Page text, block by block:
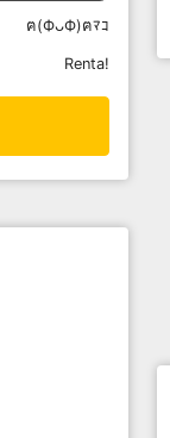
ฅ(ФᴗФ)ฅﾏｺ
Renta!